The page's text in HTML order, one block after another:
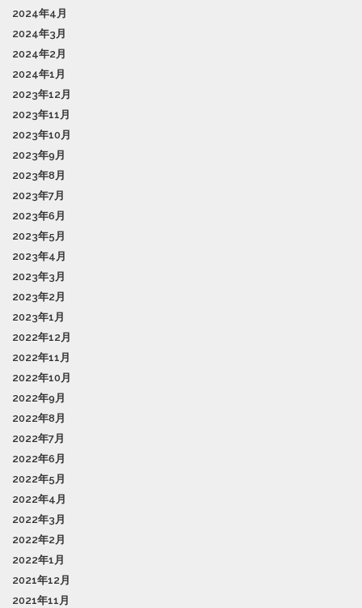
2024年4月
2024年3月
2024年2月
2024年1月
2023年12月
2023年11月
2023年10月
2023年9月
2023年8月
2023年7月
2023年6月
2023年5月
2023年4月
2023年3月
2023年2月
2023年1月
2022年12月
2022年11月
2022年10月
2022年9月
2022年8月
2022年7月
2022年6月
2022年5月
2022年4月
2022年3月
2022年2月
2022年1月
2021年12月
2021年11月